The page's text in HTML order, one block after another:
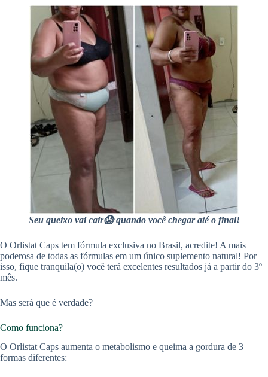
Seu queixo vai cair😱 quando você chegar até o final!
O Orlistat Caps tem fórmula exclusiva no Brasil, acredite! A mais
poderosa de todas as fórmulas em um único suplemento natural! Por
isso, fique tranquila(o) você terá excelentes resultados já a partir do 3º
mês.
Mas será que é verdade?
Como funciona?
O Orlistat Caps aumenta o metabolismo e queima a gordura de 3
formas diferentes: